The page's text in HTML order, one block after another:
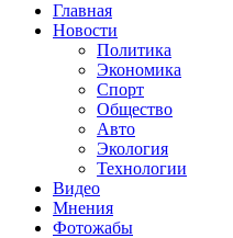
Главная
Новости
Политика
Экономика
Спорт
Общество
Авто
Экология
Технологии
Видео
Мнения
Фотожабы